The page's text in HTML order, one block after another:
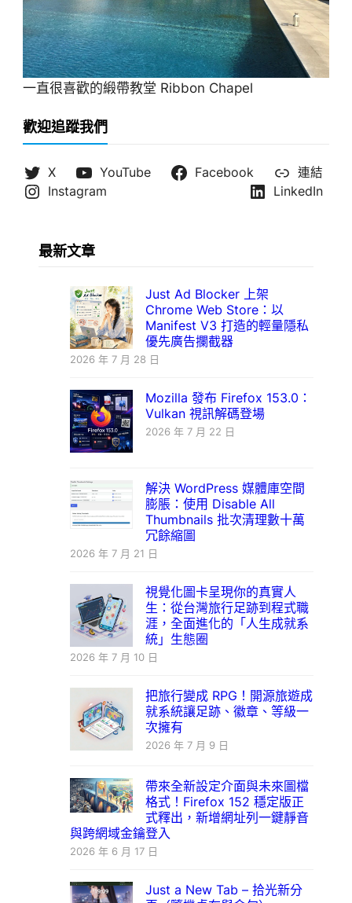
一直很喜歡的緞帶教堂 Ribbon Chapel
歡迎追蹤我們
X YouTube Facebook
連結
Instagram
LinkedIn
最新文章
Just Ad Blocker 上架
Chrome Web Store：以
Manifest V3 打造的輕量隱私
優先廣告攔截器
2026 年 7 月 28 日
Mozilla 發布 Firefox 153.0：
Vulkan 視訊解碼登場
2026 年 7 月 22 日
解決 WordPress 媒體庫空間
膨脹：使用 Disable All
Thumbnails 批次清理數十萬
冗餘縮圖
2026 年 7 月 21 日
視覺化圖卡呈現你的真實人
生：從台灣旅行足跡到程式職
涯，全面進化的「人生成就系
統」生態圈
2026 年 7 月 10 日
把旅行變成 RPG！開源旅遊成
就系統讓足跡、徽章、等級一
次擁有
2026 年 7 月 9 日
帶來全新設定介面與未來圖檔
格式！Firefox 152 穩定版正
式釋出，新增網址列一鍵靜音
與跨網域金鑰登入
2026 年 6 月 17 日
Just a New Tab – 拾光新分